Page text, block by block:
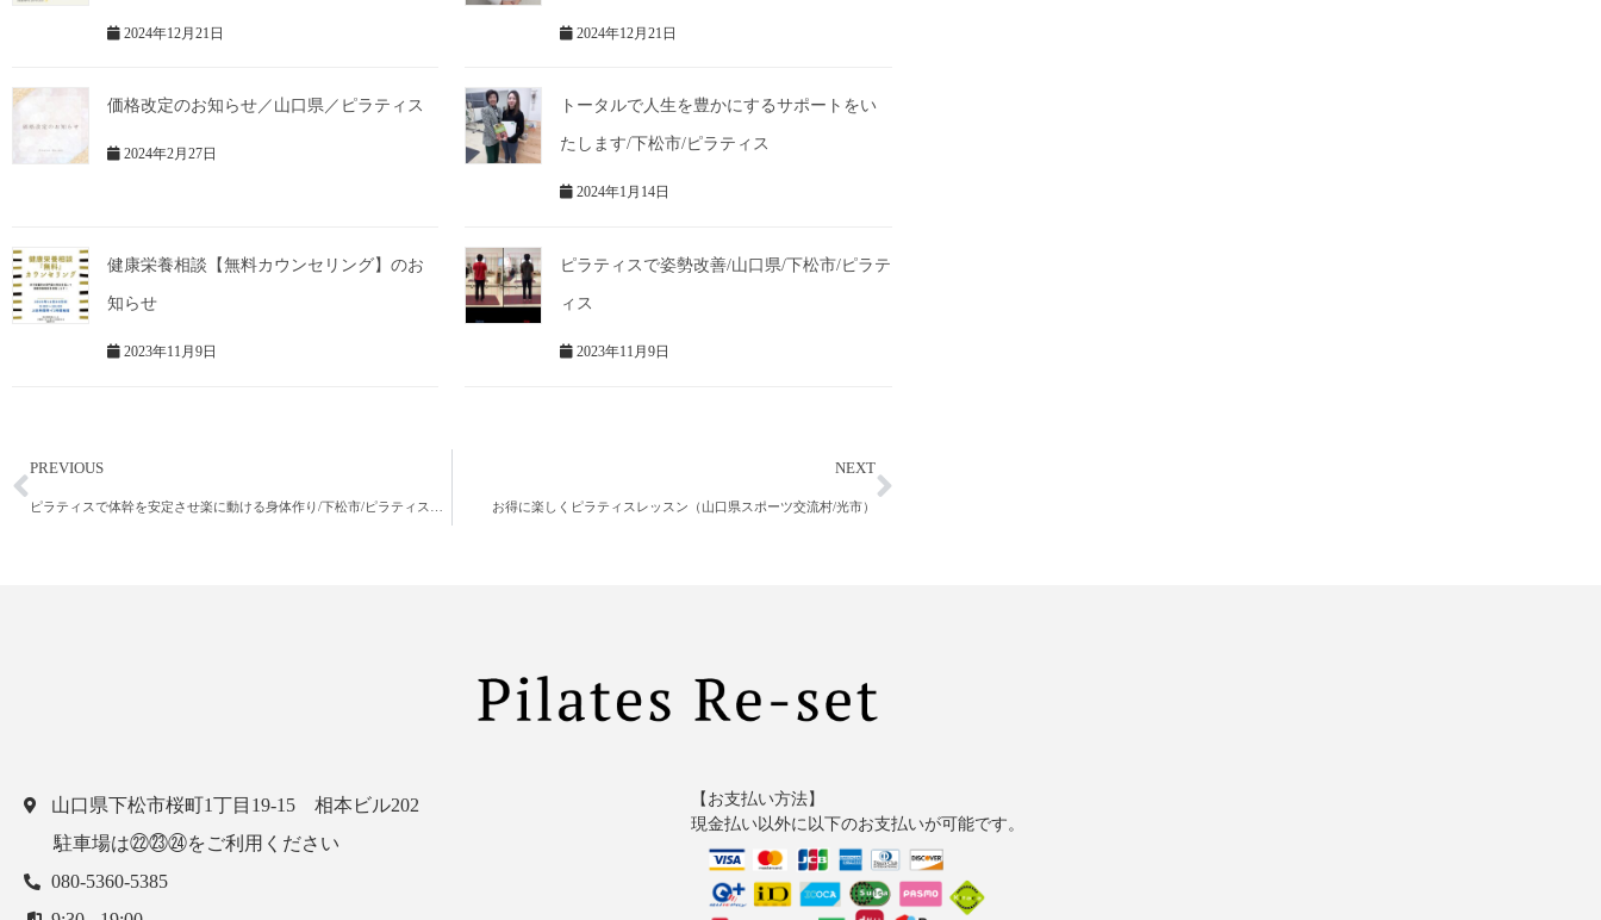
2024年12月21日 2024年12月21日
価格改定のお知らせ／山口県／ピラティス
2024年2月27日
トータルで人生を豊かにするサポートをい
たします/下松市/ピラティス
2024年1月14日
健康栄養相談【無料カウンセリング】のお
知らせ
2023年11月9日
ピラティスで姿勢改善/山口県/下松市/ピラテ
ィス
2023年11月9日
PREVIOUS NEXT
お得に楽しくピラティスレッスン（山口県スポーツ交流村/光市）
山口県下松市桜町1丁目19-15 相本ビル202
駐車場は㉒㉓㉔をご利用ください
080-5360-5385
【お支払い方法】
現金払い以外に以下のお支払いが可能です。